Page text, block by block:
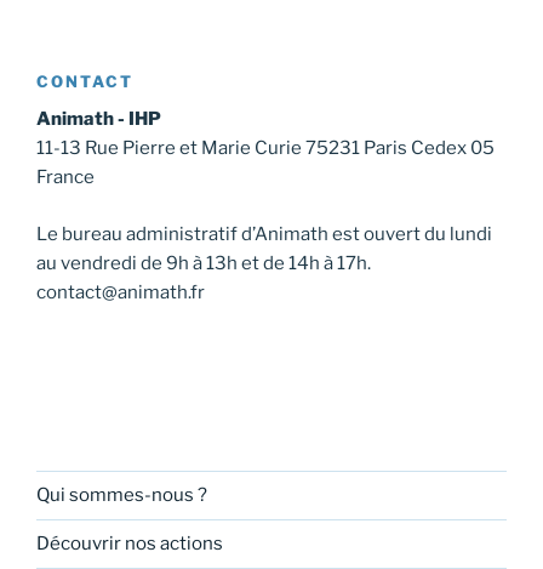
CONTACT
Animath - IHP
11-13 Rue Pierre et Marie Curie 75231 Paris Cedex 05
France
Le bureau administratif d’Animath est ouvert du lundi
au vendredi de 9h à 13h et de 14h à 17h.
contact@animath.fr
Qui sommes-nous ?
Découvrir nos actions